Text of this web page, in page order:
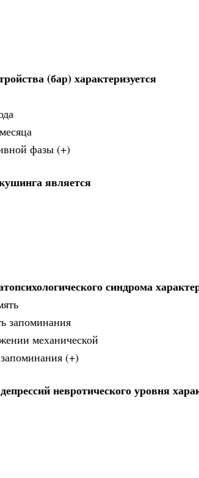
(бар) характеризуется
фазы (+)
является
синдрома
запоминания
механической
(+)
невротического уровня